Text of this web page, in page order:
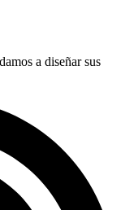
a diseñar sus